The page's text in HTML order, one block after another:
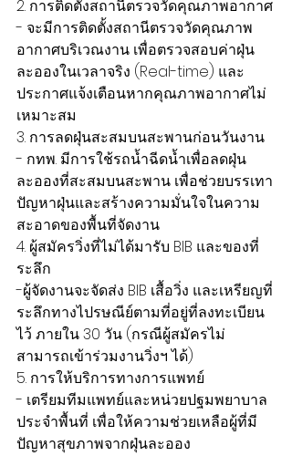
2. การติดตั้งสถานีตรวจวัดคุณภาพอากาศ
- จะมีการติดตั้งสถานีตรวจวัดคุณภาพ
อากาศบริเวณงาน เพื่อตรวจสอบค่าฝุ่น
ละอองในเวลาจริง (Real-time) และ
ประกาศแจ้งเตือนหากคุณภาพอากาศไม่
เหมาะสม
3. การลดฝุ่นสะสมบนสะพานก่อนวันงาน
- กทพ. มีการใช้รถน้ำฉีดน้ำเพื่อลดฝุ่น
ละอองที่สะสมบนสะพาน เพื่อช่วยบรรเทา
ปัญหาฝุ่นและสร้างความมั่นใจในความ
สะอาดของพื้นที่จัดงาน
4. ผู้สมัครวิ่งที่ไม่ได้มารับ BIB และของที่
ระลึก
-ผู้จัดงานจะจัดส่ง BIB เสื้อวิ่ง และเหรียญที่
ระลึกทางไปรษณีย์ตามที่อยู่ที่ลงทะเบียน
ไว้ ภายใน 30 วัน (กรณีผู้สมัครไม่
สามารถเข้าร่วมงานวิ่งฯ ได้)
5. การให้บริการทางการแพทย์
- เตรียมทีมแพทย์และหน่วยปฐมพยาบาล
ประจำพื้นที่ เพื่อให้ความช่วยเหลือผู้ที่มี
ปัญหาสุขภาพจากฝุ่นละออง